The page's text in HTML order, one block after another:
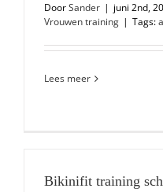
DoorSander | juni 2nd,
Vrouwen training | Tags:
Lees meer
Bikinifit training